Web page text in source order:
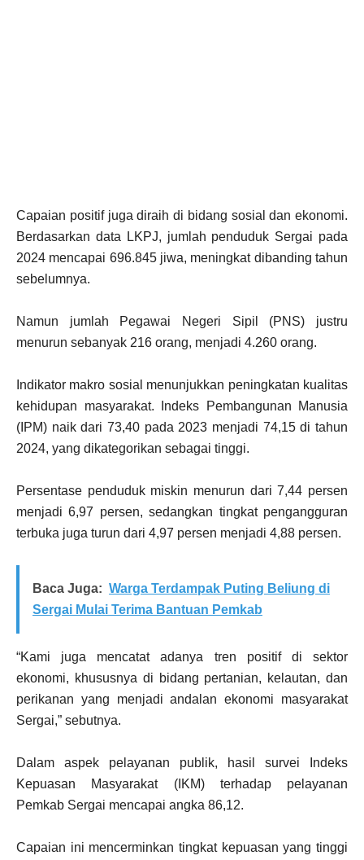
Capaian positif juga diraih di bidang sosial dan ekonomi.
Berdasarkan data LKPJ, jumlah penduduk Sergai pada
2024 mencapai 696.845 jiwa, meningkat dibanding tahun
sebelumnya.
Namun jumlah Pegawai Negeri Sipil (PNS) justru
menurun sebanyak 216 orang, menjadi 4.260 orang.
Indikator makro sosial menunjukkan peningkatan kualitas
kehidupan masyarakat. Indeks Pembangunan Manusia
(IPM) naik dari 73,40 pada 2023 menjadi 74,15 di tahun
2024, yang dikategorikan sebagai tinggi.
Persentase penduduk miskin menurun dari 7,44 persen
menjadi 6,97 persen, sedangkan tingkat pengangguran
terbuka juga turun dari 4,97 persen menjadi 4,88 persen.
Baca Juga: Warga Terdampak Puting Beliung di
Sergai Mulai Terima Bantuan Pemkab
“Kami juga mencatat adanya tren positif di sektor
ekonomi, khususnya di bidang pertanian, kelautan, dan
perikanan yang menjadi andalan ekonomi masyarakat
Sergai,” sebutnya.
Dalam aspek pelayanan publik, hasil survei Indeks
Kepuasan Masyarakat (IKM) terhadap pelayanan
Pemkab Sergai mencapai angka 86,12.
Capaian ini mencerminkan tingkat kepuasan yang tinggi